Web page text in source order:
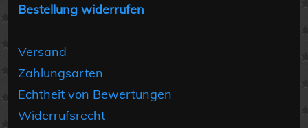
Bestellung widerrufen
Versand
Zahlungsarten
Echtheit von Bewertungen
Widerrufsrecht